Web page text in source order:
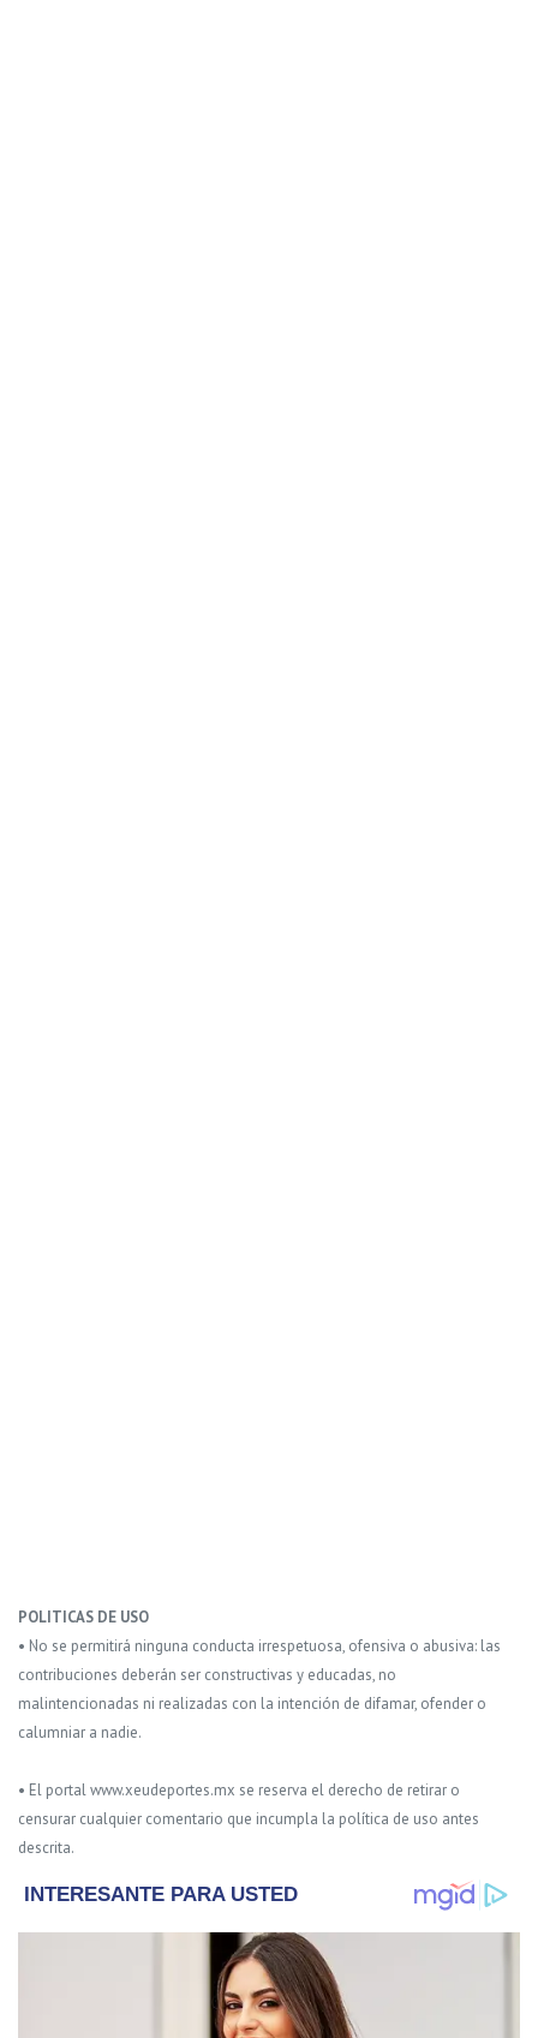
POLITICAS DE USO
• No se permitirá ninguna conducta irrespetuosa, ofensiva o abusiva: las
contribuciones deberán ser constructivas y educadas, no
malintencionadas ni realizadas con la intención de difamar, ofender o
calumniar a nadie.
• El portal www.xeudeportes.mx se reserva el derecho de retirar o
censurar cualquier comentario que incumpla la política de uso antes
descrita.